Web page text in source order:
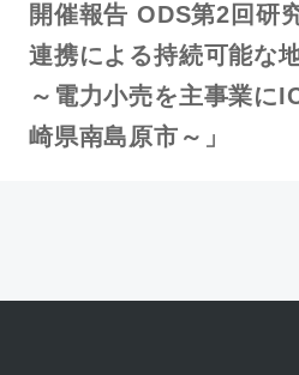
開催報告 ODS第2回研
連携による持続可能な
～電力小売を主事業に
崎県南島原市～」